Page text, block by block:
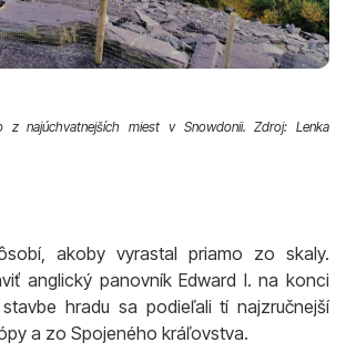
z najúchvatnejších miest v Snowdonii. Zdroj: Lenka
akoby vyrastal priamo zo skaly.
anglický panovník Edward I. na konci
hradu sa podieľali tí najzručnejší
a zo Spojeného kráľovstva.